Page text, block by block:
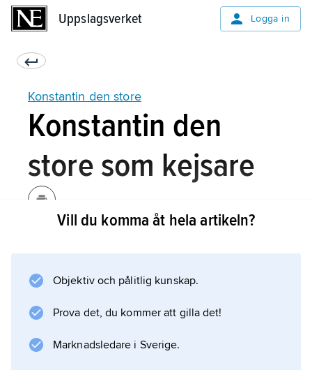
Uppslagsverket Logga in
Konstantin den store
Konstantin den
store som kejsare
Diocletianus initierat. Uppdelningen mellan
civila och militära myndigheter befästes
ytterligare. För att stabilisera ekonomin lät
solidus
Vill du komma åt hela artikeln?
Objektiv och pålitlig kunskap.
Prova det, du kommer att gilla det!
Marknadsledare i Sverige.